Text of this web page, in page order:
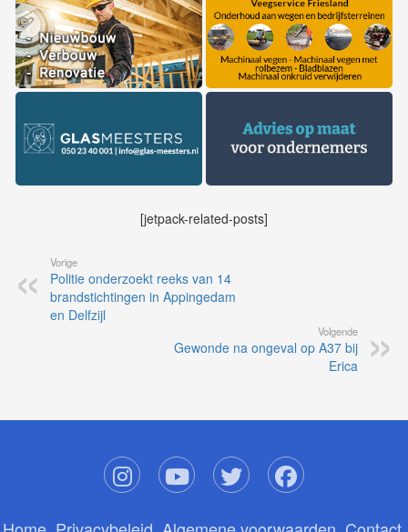
[jetpack-related-posts]
Vorige
Politie onderzoekt reeks van 14
brandstichtingen in Appingedam
en Delfzijl
Volgende
Gewonde na ongeval op A37 bij
Erica